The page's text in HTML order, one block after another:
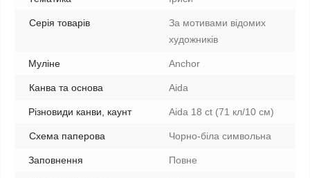
Серія товарів
За мотивами відомих
художників
Муліне Anchor
Канва та основа Aida
Різновиди канви, каунт Aida 18 ct (71 кл/10 см)
Схема паперова Чорно-біла символьна
Заповнення Повне